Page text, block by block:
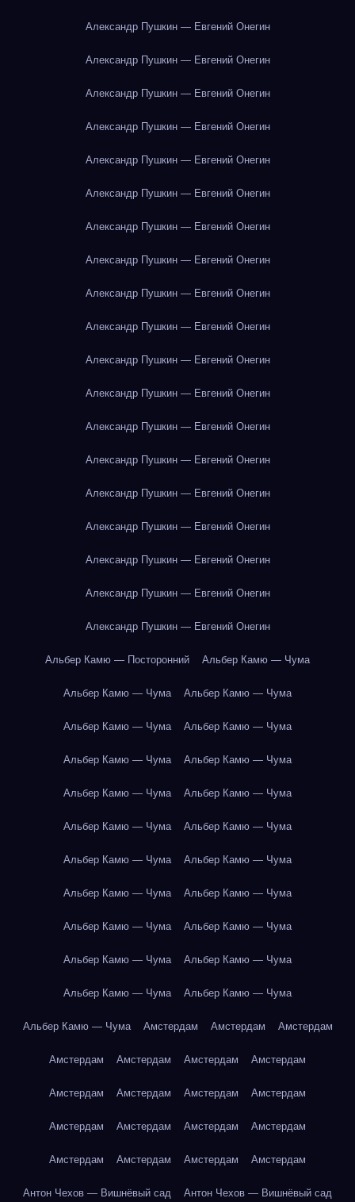
Александр Пушкин — Евгений Онегин
Александр Пушкин — Евгений Онегин
Александр Пушкин — Евгений Онегин
Александр Пушкин — Евгений Онегин
Александр Пушкин — Евгений Онегин
Александр Пушкин — Евгений Онегин
Александр Пушкин — Евгений Онегин
Александр Пушкин — Евгений Онегин
Александр Пушкин — Евгений Онегин
Александр Пушкин — Евгений Онегин
Александр Пушкин — Евгений Онегин
Александр Пушкин — Евгений Онегин
Александр Пушкин — Евгений Онегин
Александр Пушкин — Евгений Онегин
Александр Пушкин — Евгений Онегин
Александр Пушкин — Евгений Онегин
Александр Пушкин — Евгений Онегин
Александр Пушкин — Евгений Онегин
Александр Пушкин — Евгений Онегин
Альбер Камю — Посторонний Альбер Камю — Чума
Альбер Камю — Чума Альбер Камю — Чума
Альбер Камю — Чума Альбер Камю — Чума
Альбер Камю — Чума Альбер Камю — Чума
Альбер Камю — Чума Альбер Камю — Чума
Альбер Камю — Чума Альбер Камю — Чума
Альбер Камю — Чума Альбер Камю — Чума
Альбер Камю — Чума Альбер Камю — Чума
Альбер Камю — Чума Альбер Камю — Чума
Альбер Камю — Чума Альбер Камю — Чума
Альбер Камю — Чума Альбер Камю — Чума
Альбер Камю — Чума Амстердам Амстердам Амстердам
Амстердам Амстердам Амстердам Амстердам
Амстердам Амстердам Амстердам Амстердам
Амстердам Амстердам Амстердам Амстердам
Амстердам Амстердам Амстердам Амстердам
Антон Чехов — Вишнёвый сад Антон Чехов — Вишнёвый сад